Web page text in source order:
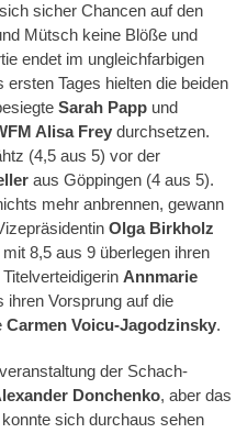
sicher Chancen auf den
Mütsch keine Blöße und
endet im ungleichfarbigen
Tages hielten die beiden
Sarah Papp und
Alisa Frey durchsetzen.
(4,5 aus 5) vor der
aus Göppingen (4 aus 5).
mehr anbrennen, gewann
Olga Birkholz
8,5 aus 9 überlegen ihren
Annmarie
Vorsprung auf die
Carmen Voicu-Jagodzinsky.
der Schach-
Donchenko, aber das
sich durchaus sehen